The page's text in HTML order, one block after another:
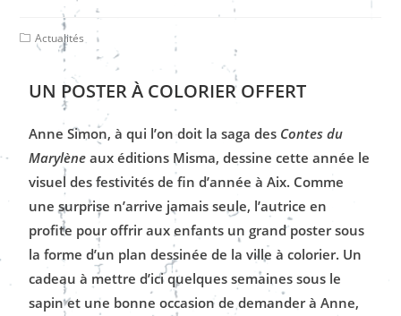
Actualités
UN POSTER À COLORIER OFFERT
Anne Simon, à qui l’on doit la saga des Contes du
Marylène aux éditions Misma, dessine cette année le
visuel des festivités de fin d’année à Aix. Comme
une surprise n’arrive jamais seule, l’autrice en
profite pour offrir aux enfants un grand poster sous
la forme d’un plan dessinée de la ville à colorier. Un
cadeau à mettre d’ici quelques semaines sous le
sapin et une bonne occasion de demander à Anne,